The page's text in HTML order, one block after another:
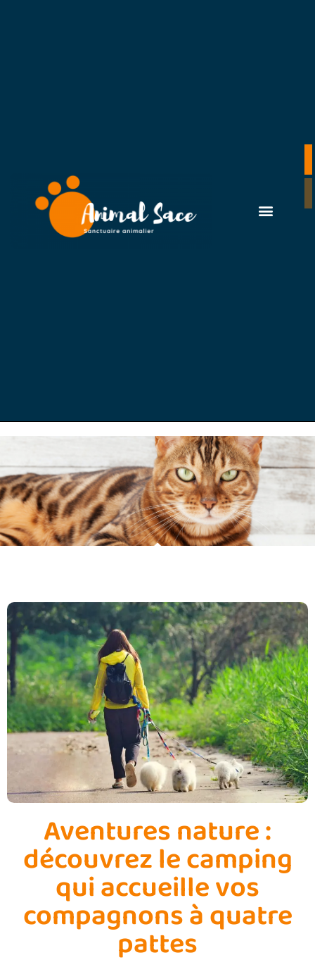
Aventures nature :
découvrez le camping
qui accueille vos
compagnons à quatre
pattes